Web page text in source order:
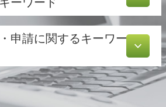
消費税
任
社 設立 メリット
業 計画書
申請に関するキーワー
開業
許認可